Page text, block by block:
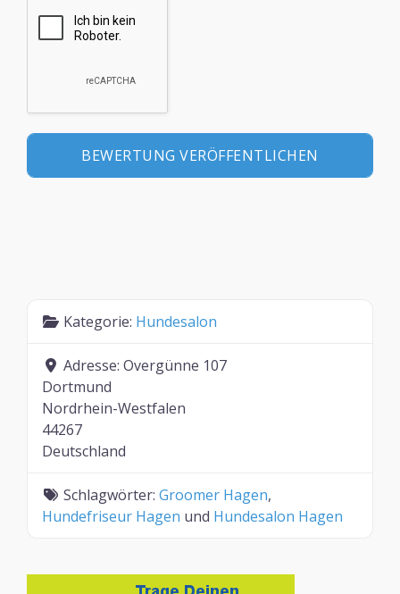
Kategorie: Hundesalon
Adresse: Overgünne 107
Dortmund
Nordrhein-Westfalen
44267
Deutschland
Schlagwörter: Groomer Hagen,
Hundefriseur Hagen und Hundesalon Hagen